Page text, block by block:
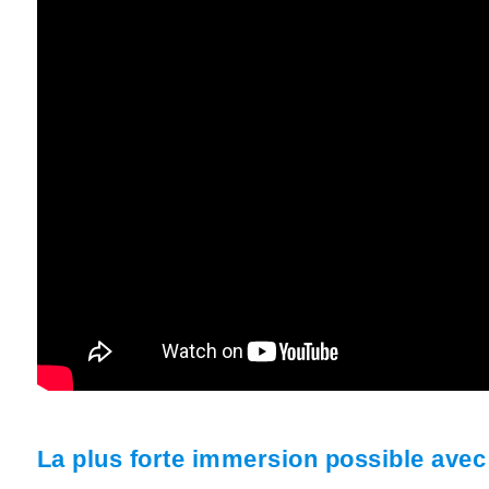
La plus forte immersion possible